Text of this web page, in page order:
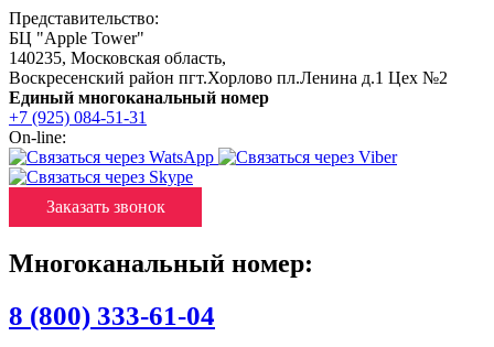
Представительство:
БЦ "Apple Tower"
140235, Московская область,
Воскресенский район пгт.Хорлово пл.Ленина д.1 Цех №2
Единый многоканальный номер
+7 (925) 084-51-31
On-line:
Заказать звонок
Многоканальный номер:
8 (800) 333-61-04